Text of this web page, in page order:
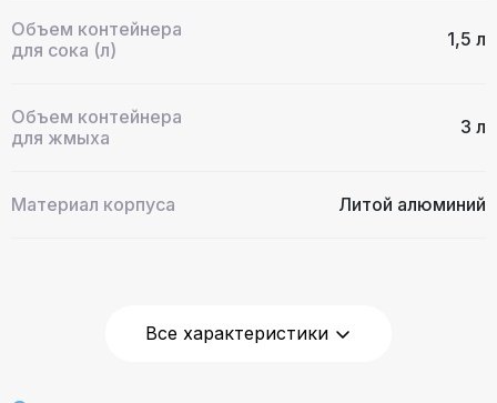
Объем контейнера
для сока (л)
1,5 л
Объем контейнера
для жмыха
3 л
Материал корпуса Литой алюминий
металлик / серебристый
Все характеристики